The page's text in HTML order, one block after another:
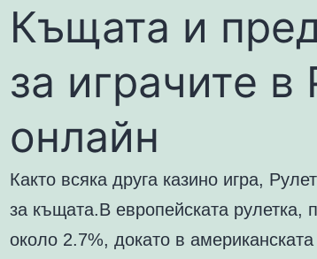
Къщата и
за играчите в
онлайн
Както всяка друга казино игра,
за къщата.В европейската рулетка,
около 2.7%, докато в